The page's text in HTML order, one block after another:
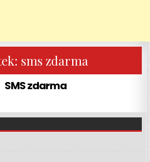
sms zdarma
SMS zdarma